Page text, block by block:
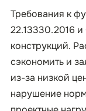
Требования к
22.13330.2016
конструкций.
сэкономить и
из-за низкой
нарушение